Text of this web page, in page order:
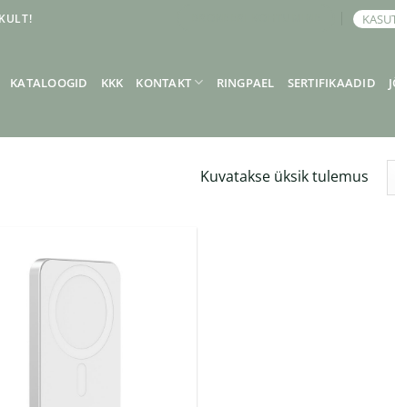
KATALOOGID KKK KONTAKT RINGPAEL SERTIFIKAADID
Kuvatakse üksik tulemus